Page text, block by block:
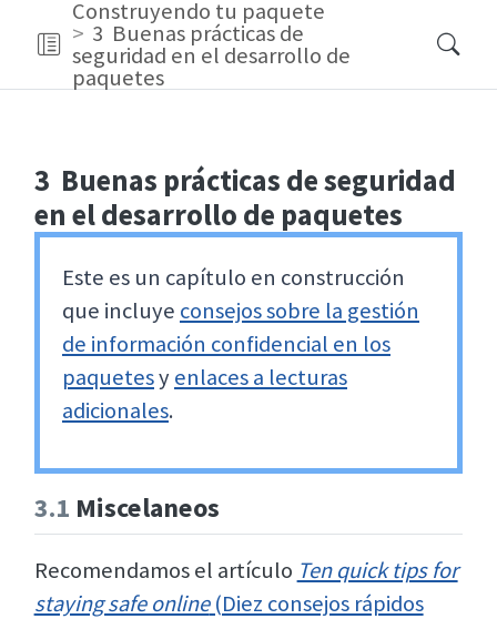
Construyendo tu paquete
3 Buenas prácticas de
seguridad en el desarrollo de
paquetes
3 Buenas prácticas de seguridad
en el desarrollo de paquetes
Este es un capítulo en construcción
que incluye consejos sobre la gestión
de información confidencial en los
paquetesy enlaces a lecturas
adicionales.
3.1 Miscelaneos
Recomendamos el artículo Ten quick tips for
staying safe online(Diez consejos rápidos